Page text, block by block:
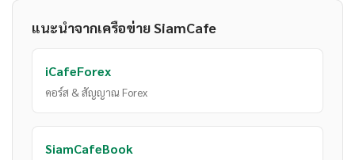
แนะนำจากเครือข่าย SiamCafe
iCafeForex
คอร์ส & สัญญาณ Forex
SiamCafeBook